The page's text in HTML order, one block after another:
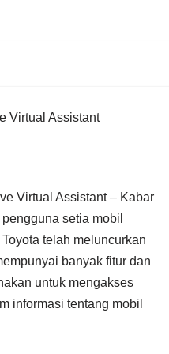
Virtual Assistant – Kabar
setia mobil
telah meluncurkan
banyak fitur dan
untuk mengakses
informasi tentang mobil